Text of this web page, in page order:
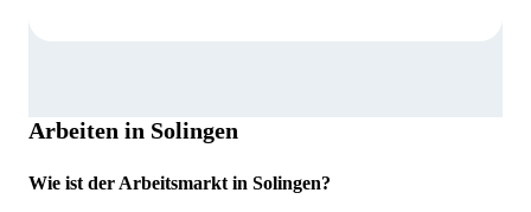
Arbeiten in Solingen
Wie ist der Arbeitsmarkt in Solingen?